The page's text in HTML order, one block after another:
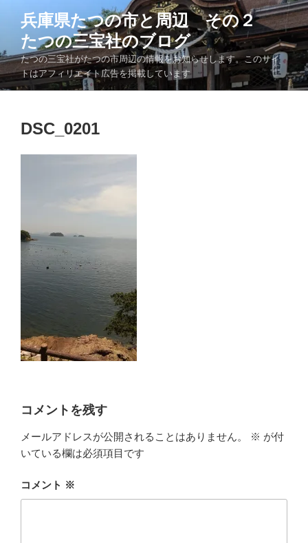
ン
ツ
へ
兵庫県たつの市と周辺 その２
たつの三宝社のブログ
たつの三宝社がたつの市周辺の情報をお知らせします。このサイ
トはアフィリエイト広告を掲載しています
DSC_0201
コメントを残す
メールアドレスが公開されることはありません。 ※ が付
いている欄は必須項目です
コメント ※